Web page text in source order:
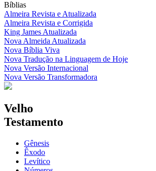
Bíblias
Almeira Revista e Atualizada
Almeira Revista e Corrigida
King James Atualizada
Nova Almeida Atualizada
Nova Bíblia Viva
Nova Tradução na Linguagem de Hoje
Nova Versão Internacional
Nova Versão Transformadora
Velho
Testamento
Gênesis
Êxodo
Levítico